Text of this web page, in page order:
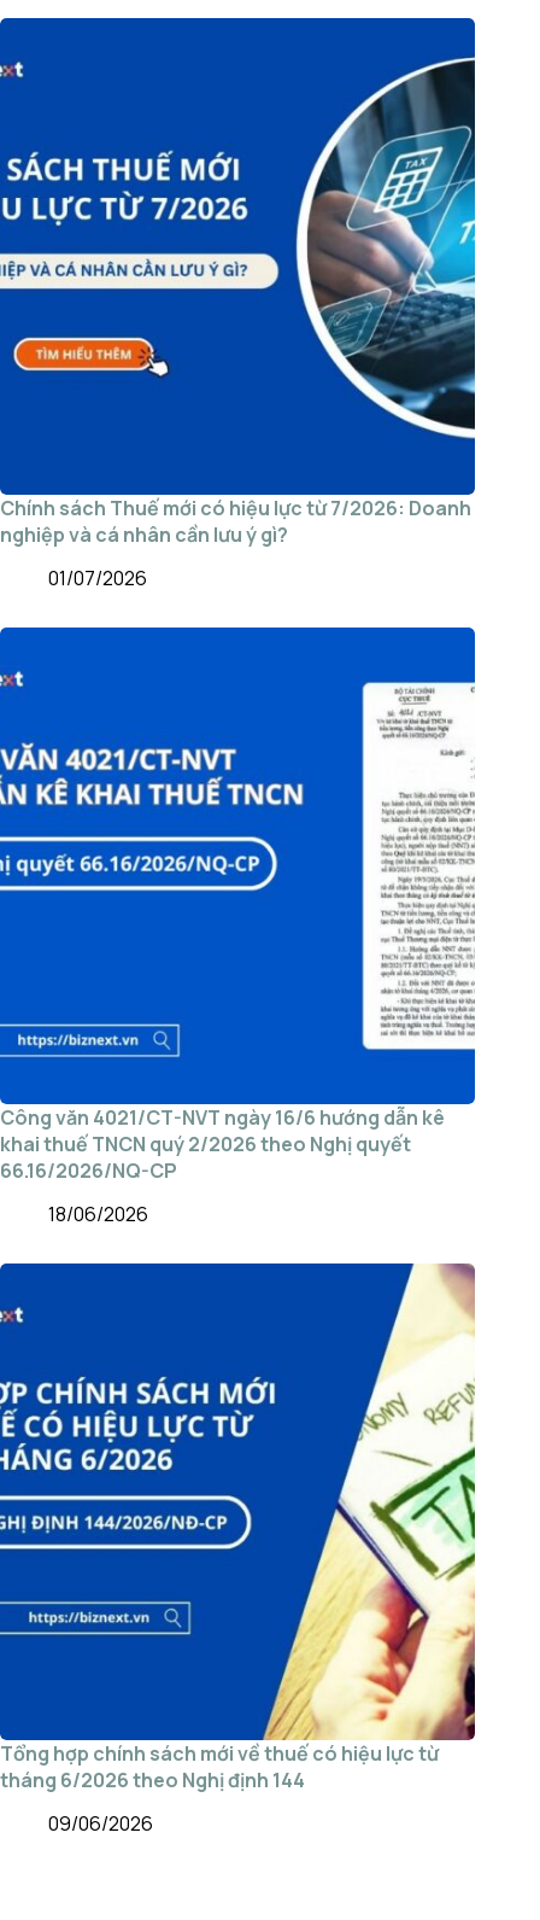
Chính sách Thuế mới có hiệu lực từ 7/2026: Doanh
nghiệp và cá nhân cần lưu ý gì?
01/07/2026
Công văn 4021/CT-NVT ngày 16/6 hướng dẫn kê
khai thuế TNCN quý 2/2026 theo Nghị quyết
66.16/2026/NQ-CP
18/06/2026
Tổng hợp chính sách mới về thuế có hiệu lực từ
tháng 6/2026 theo Nghị định 144
09/06/2026